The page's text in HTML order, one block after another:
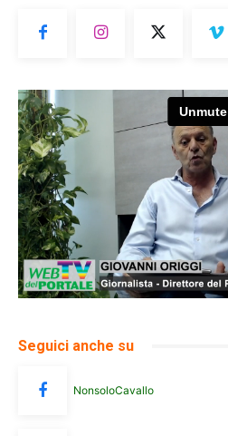
Seguici anche su
NonsoloCavallo